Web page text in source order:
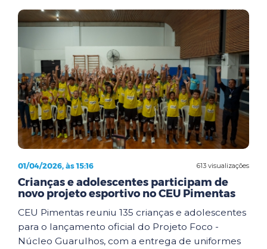
613 visualizações
01/04/2026, às 15:16
Crianças e adolescentes participam de
novo projeto esportivo no CEU Pimentas
CEU Pimentas reuniu 135 crianças e adolescentes
para o lançamento oficial do Projeto Foco -
Núcleo Guarulhos, com a entrega de uniformes